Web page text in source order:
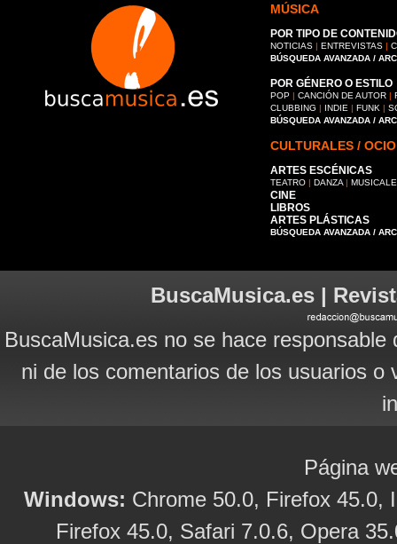
MÚSICA
POR TIPO DE
NOTICIAS | ENTREVISTAS |
BÚSQUEDA AVANZADA /
POR GÉNERO O ESTILO
POP | CANCIÓN DE AUTOR |
CLUBBING | INDIE | FUNK |
BÚSQUEDA AVANZADA /
CULTURALES / OCIO
ARTES ESCÉNICAS
TEATRO | DANZA |
CINE
LIBROS
ARTES PLÁSTICAS
BÚSQUEDA AVANZADA /
BuscaMusica.es |
BuscaMusica.es no se hace
ni de los comentarios de los usuarios
Página
Windows: Chrome 50.0, Firefox 45.0,
Firefox 45.0, Safari 7.0.6, Opera